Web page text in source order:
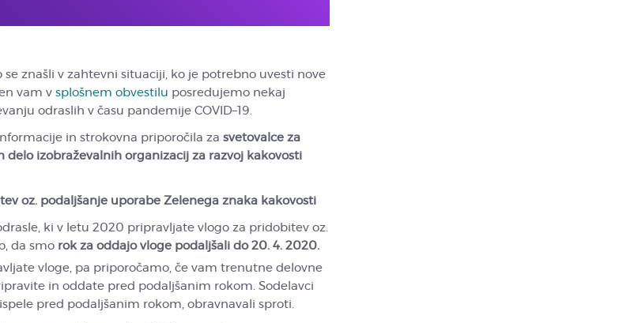
se znašli v zahtevni situaciji, ko je potrebno uvesti nove
vam v splošnem obvestilu posredujemo nekaj
odraslih v času pandemije COVID–19.
in strokovna priporočila za svetovalce za
delo izobraževalnih organizacij za razvoj kakovosti
oz. podaljšanje uporabe Zelenega znaka kakovosti
ki v letu 2020 pripravljate vlogo za pridobitev oz.
da smo rok za oddajo vloge podaljšali do 20. 4. 2020.
vloge, pa priporočamo, če vam trenutne delovne
in oddate pred podaljšanim rokom. Sodelavci
pred podaljšanim rokom, obravnavali sproti.